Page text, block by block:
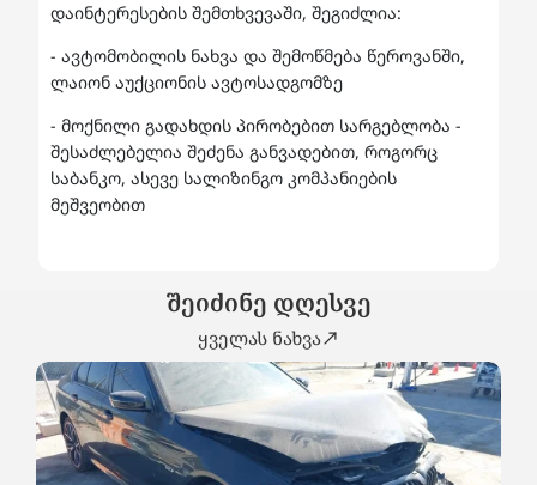
დაინტერესების შემთხვევაში, შეგიძლია:
- ავტომობილის ნახვა და შემოწმება წეროვანში,
ლაიონ აუქციონის ავტოსადგომზე
- მოქნილი გადახდის პირობებით სარგებლობა -
შესაძლებელია შეძენა განვადებით, როგორც
საბანკო, ასევე სალიზინგო კომპანიების
მეშვეობით
შეიძინე დღესვე
ყველას ნახვა